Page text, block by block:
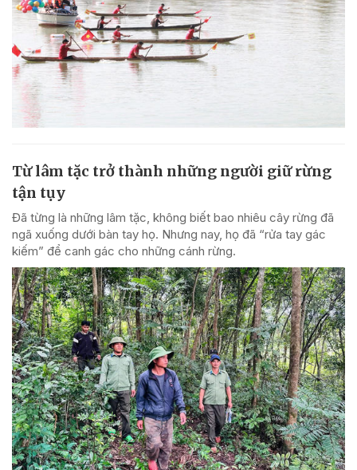
Từ lâm tặc trở thành những người giữ rừng
tận tụy
Đã từng là những lâm tặc, không biết bao nhiêu cây rừng đã
ngã xuống dưới bàn tay họ. Nhưng nay, họ đã “rửa tay gác
kiếm” để canh gác cho những cánh rừng.